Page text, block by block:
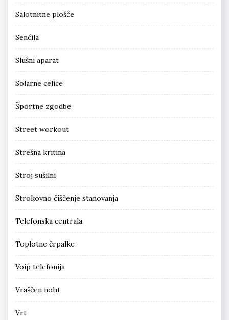
Salotnitne plošče
Senčila
Slušni aparat
Solarne celice
Športne zgodbe
Street workout
Strešna kritina
Stroj sušilni
Strokovno čiščenje stanovanja
Telefonska centrala
Toplotne črpalke
Voip telefonija
Vraščen noht
Vrt